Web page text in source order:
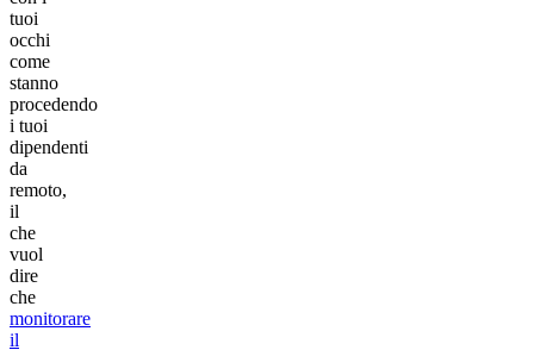
tuoi
occhi
come
stanno
procedendo
i tuoi
dipendenti
da
remoto,
il
che
vuol
dire
che
monitorare
il